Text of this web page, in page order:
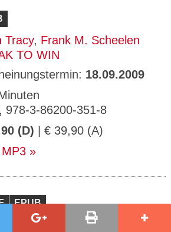
Tracy, Frank M. Scheelen
TO WIN
18.09.2009
978-3-86200-351-8
(D) | € 39,90 (A)
EPUB